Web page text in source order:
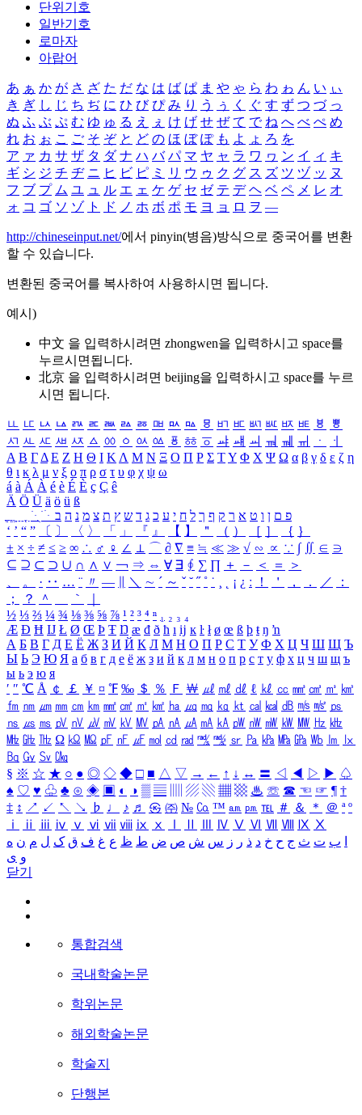
단위기호
일반기호
로마자
아랍어
あ ぁ か が さ ざ た だ な は ば ぱ ま や ゃ ら わ ゎ ん い ぃ
き ぎ し じ ち ぢ に ひ び ぴ み り う ぅ く ぐ す ず つ づ っ
ぬ ふ ぶ ぷ む ゆ ゅ る え ぇ け げ せ ぜ て で ね へ べ ぺ め
れ お ぉ こ ご そ ぞ と ど の ほ ぼ ぽ も よ ょ ろ を
ア ァ カ サ ザ タ ダ ナ ハ バ パ マ ヤ ャ ラ ワ ヮ ン イ ィ キ
ギ シ ジ チ ヂ ニ ヒ ビ ピ ミ リ ウ ゥ ク グ ス ズ ツ ヅ ッ ヌ
フ ブ プ ム ユ ュ ル エ ェ ケ ゲ セ ゼ テ デ ヘ ベ ペ メ レ オ
ォ コ ゴ ソ ゾ ト ド ノ ホ ボ ポ モ ヨ ョ ロ ヲ ―
http://chineseinput.net/에서 pinyin(병음)방식으로 중국어를 변환
할 수 있습니다.
변환된 중국어를 복사하여 사용하시면 됩니다.
예시)
中文 을 입력하시려면 zhongwen을 입력하시고 space를
누르시면됩니다.
北京 을 입력하시려면 beijing을 입력하시고 space를 누르
시면 됩니다.
ㅥ ㅦ ㅧ ㅨ ㅩ ㅪ ㅫ ㅬ ㅭ ㅮ ㅯ ㅰ ㅱ ㅲ ㅳ ㅴ ㅵ ㅶ ㅷ ㅸ
ㅹ
ㅺ ㅻ ㅼ ㅽ ㅾ ㅿ ㆀ ㆁ ㆂ ㆃ ㆄ ㆅ ㆆ ㆇ ㆈ ㆉ ㆊ ㆋ ㆌ ㆍ
ㆎ
Α Β ΓΔ Ε Ζ Η Θ Ι ΚΛ Μ Ν Ξ Ο Π Ρ Σ ΤΥ Φ Χ Ψ Ω α β γ δ ε ζ η
θ ι κ λ μ ν ξ ο π ρ σ τ υ φ χ ψ ω
á à Á À é è É È ç Ç ê
Ä Ö Ü ä ö ü ß
ִֶֹ ֻּ ׁׂ פ ם ן ו ט א ר ק ף ך ל ח י ע כ ג ד ש ץ ת צ מ נ ה ב
‘ ’ “ ” 〔 〕 〈 〉 「 」 『 』 【 】 ＂ （ ） ［ ］ ｛ ｝
± × ÷ ≠ ≤ ≥ ∞ ∴ ♂ ♀ ∠ ⊥ ⌒ ∂ ∇ ≡ ≒ ≪ ≫ √ ∽ ∝ ∵ ∫ ∬ ∈ ∋
⊆ ⊇ ⊂ ⊃ ∪ ∩ ∧ ∨ ￢ ⇒ ⇔ ∀ ∃ ∮ ∑ ∏ ＋ － ＜ ＝
＞
、
。 · ‥ … ¨ 〃 ― ＼ ∼ ´ ～ ˇ ˘ ˝ ˚ ˙ ¸ ¡ ¿ ː ！ ＇ ， ． ／
：
；
？ ＾ ｀
½ ⅓ ⅔ ¼ ¾ ⅛ ⅜ ⅝ ⅞ ¹ ² ³ ⁴ ⁿ ₁ ₂ ₃ ₄
Æ Ð Ħ Ĳ Ł Ø Œ Þ Ŧ Ŋ æ đ ð ħ ı ĳ ĸ ŀ ł ø œ ß þ ŧ ŋ ŉ
А Б В Г Д Е Ё Ж З И Й К Л М Н О П Р С Т У Ф Х Ц Ч Ш Щ Ъ
Ы Ь Э Ю Я а б в г д е ё ж з и й к л м н о п р с т у ф х ц ч ш щ ъ
ы ь э ю я
′ ″ ℃ Å ￠ ￡ ￥ ¤ ℉ ‰ ＄ ％ Ｆ ￦ ㎕ ㎖ ㎗ ℓ ㎘ ㏄ ㎣ ㎤ ㎥ ㎦
㎙ ㎚ ㎛ ㎜ ㎝ ㎞ ㎟ ㎠ ㎡ ㎢ ㏊ ㎍ ㎎ ㎏ ㏏ ㎈ ㎉ ㏈ ㎧ ㎨ ㎰
㎱ ㎲ ㎳ ㎴ ㎵ ㎶ ㎷ ㎸ ㎹ ㎀ ㎁ ㎂ ㎃ ㎄ ㎺ ㎻ ㎽ ㎾ ㎿ ㎐ ㎑
㎒ ㎓ ㎔ Ω ㏀ ㏁ ㎊ ㎋ ㎌ ㏖ ㏅ ㎭ ㎮ ㎯ ㏛ ㎩ ㎪ ㎫ ㎬ ㏝ ㏐
㏓
㏃ ㏉ ㏜ ㏆
§ ※ ☆ ★ ○ ● ◎ ◇ ◆ □ ■ △ ▽ → ← ↑ ↓ ↔ 〓 ◁ ◀ ▷ ▶ ♤
♠ ♡ ♥ ♧ ♣ ⊙ ◈ ▣ ◐ ◑ ▒ ▤ ▨ ▧ ▦ ▩ ♨ ☏ ☎ ☜ ☞ ¶ †
‡ ↕ ↗ ↙ ↖ ↘ ♭ ♩ ♪ ♬ ㉿ ㈜ № ㏇ ™ ㏂ ㏘ ℡ ＃ ＆ ＊ ＠ ª º
ⅰ
ⅱ ⅲ ⅳ ⅴ ⅵ ⅶ ⅷ ⅸ ⅹ Ⅳ Ⅴ Ⅵ Ⅶ Ⅷ Ⅸ Ⅹ
ب ت ث ج ح خ د ذ ر ز س ش ص ض ط ظ ع غ ف ق ک ل م ن ه
و ی
닫기
통합검색
국내학술논문
학위논문
해외학술논문
학술지
단행본